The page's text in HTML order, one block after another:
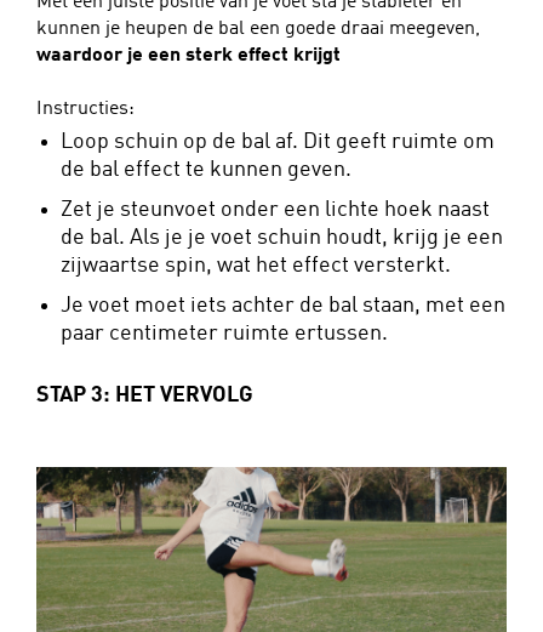
kunnen je heupen de bal een goede draai meegeven,
waardoor je een sterk effect krijgt
Instructies:
Loop schuin op de bal af. Dit geeft ruimte om
de bal effect te kunnen geven.
Zet je steunvoet onder een lichte hoek naast
de bal. Als je je voet schuin houdt, krijg je een
zijwaartse spin, wat het effect versterkt.
Je voet moet iets achter de bal staan, met een
paar centimeter ruimte ertussen.
STAP 3: HET VERVOLG